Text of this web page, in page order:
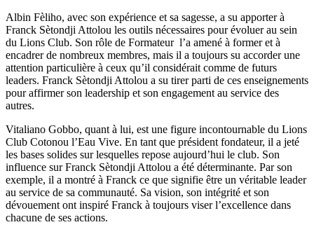
Albin Fèliho, avec son expérience et sa sagesse, a su apporter à
Franck Sètondji Attolou les outils nécessaires pour évoluer au sein
du Lions Club. Son rôle de Formateur l’a amené à former et à
encadrer de nombreux membres, mais il a toujours su accorder une
attention particulière à ceux qu’il considérait comme de futurs
leaders. Franck Sètondji Attolou a su tirer parti de ces enseignements
pour affirmer son leadership et son engagement au service des
autres.
Vitaliano Gobbo, quant à lui, est une figure incontournable du Lions
Club Cotonou l’Eau Vive. En tant que président fondateur, il a jeté
les bases solides sur lesquelles repose aujourd’hui le club. Son
influence sur Franck Sètondji Attolou a été déterminante. Par son
exemple, il a montré à Franck ce que signifie être un véritable leader
au service de sa communauté. Sa vision, son intégrité et son
dévouement ont inspiré Franck à toujours viser l’excellence dans
chacune de ses actions.